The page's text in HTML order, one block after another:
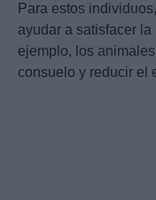
Para estos
ayudar a satisfacer
ejemplo, los
consuelo y reducir el